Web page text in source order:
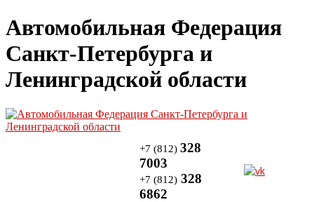
Автомобильная Федерация
Санкт-Петербурга и
Ленинградской области
+7 (812) 328
7003
+7 (812) 328
6862